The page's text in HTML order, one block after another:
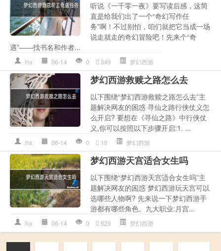
听说《一千零一夜》要写读后感，这简
直是给我们出了一个“奇幻写作任
务”啊！不过别怕，咱们就把它当成一场
说走就走的奇幻冒险吧！先来个“奇
遇”——找书名和作者...
lhx 06-14 0 349 梦幻西游
梦幻西游救赎之路怎么去
以下围绕“梦幻西游救赎之路怎么去”主
题解决网友的困惑 寻仙之路行侠仗义怎
么开启? 要想在《寻仙之路》中行侠仗
义,你可以按照以下步骤开启:1. ...
lhx 06-14 0 10 梦幻西游
梦幻西游天宫适合女生吗
以下围绕“梦幻西游天宫适合女生吗”主
题解决网友的困惑 梦幻西游玩天宫可以
选哪些人物啊? 先来说一下梦幻西游手
游都有哪些角色。九大职业:月宫...
lhx 06-14 0 629 梦幻西游